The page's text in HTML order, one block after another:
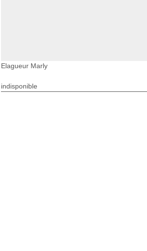
Elagueur Marly
indisponible